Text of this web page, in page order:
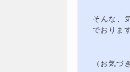
そんな、
でおりま
（お気づ